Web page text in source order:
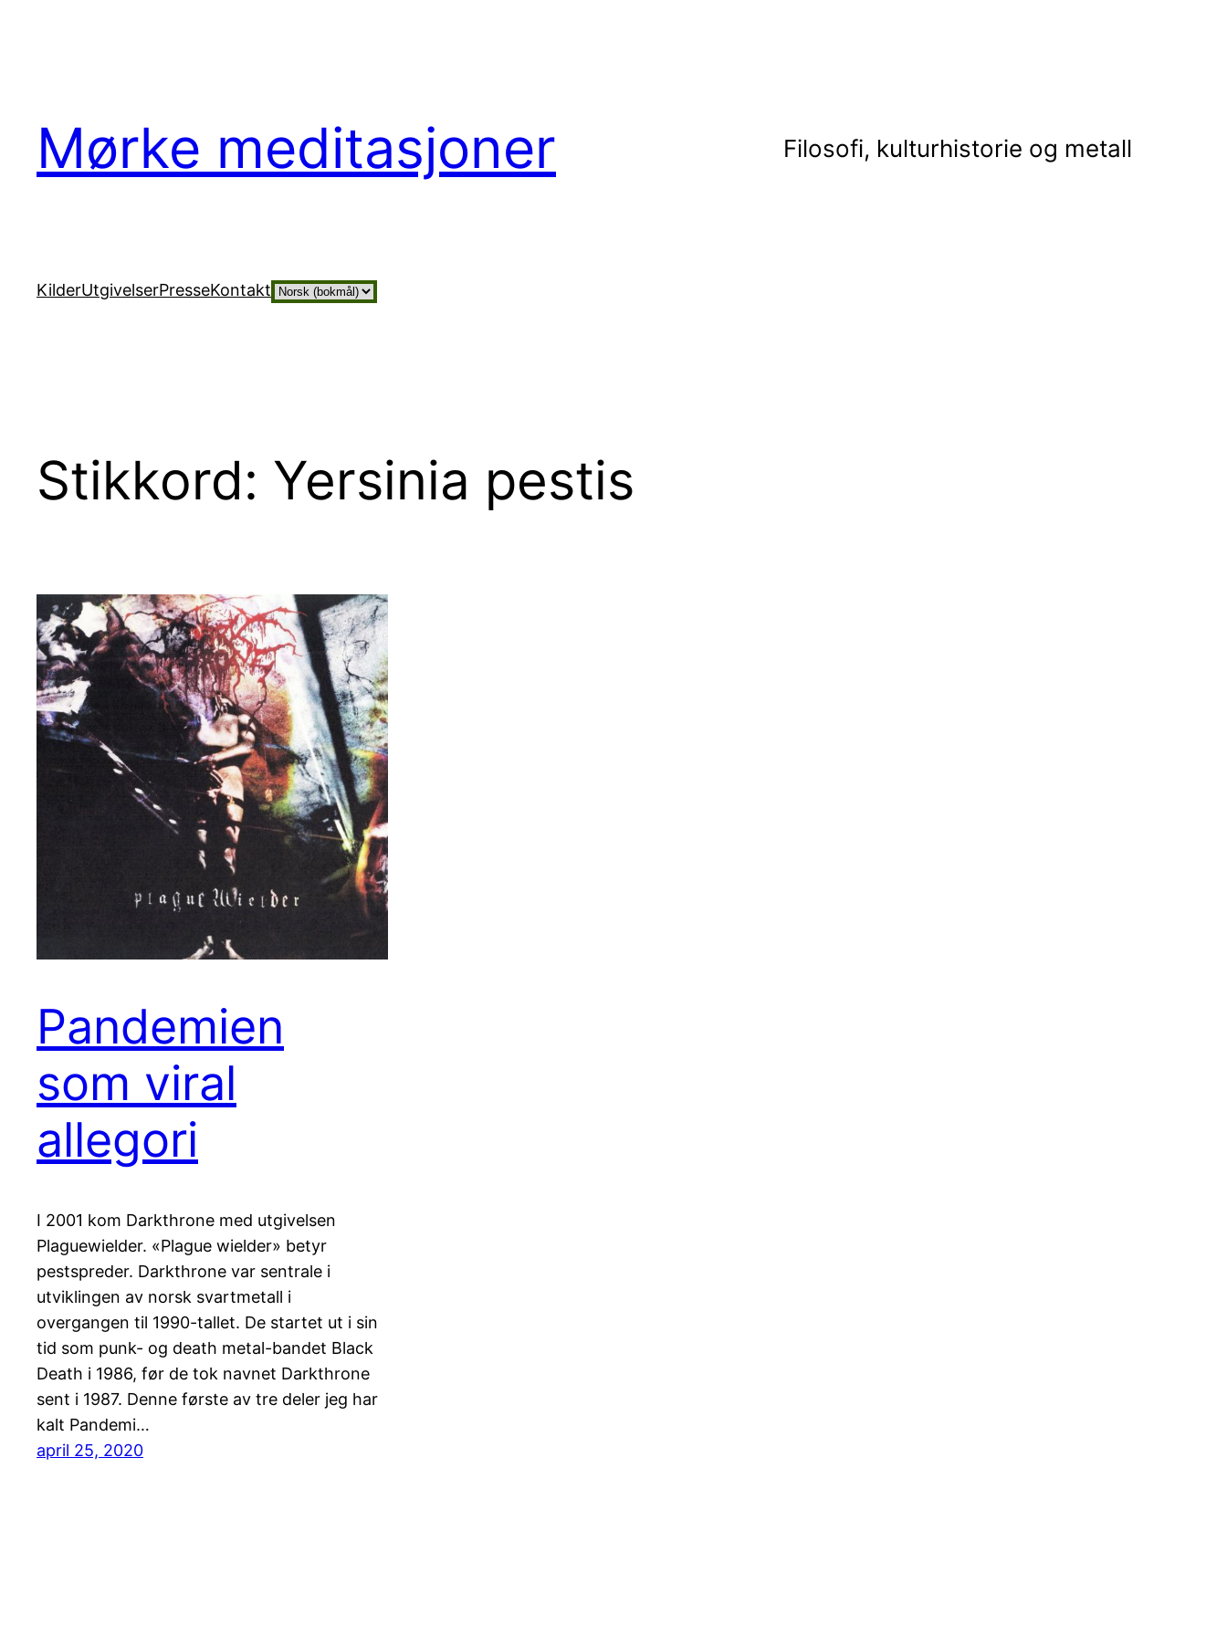
Mørke meditasjoner Filosofi, kulturhistorie og metall
KilderUtgivelserPresseKontakt Velg
Stikkord: Yersinia pestis
Pandemien
som viral
allegori
I 2001 kom Darkthrone med utgivelsen
Plaguewielder. «Plague wielder» betyr
pestspreder. Darkthrone var sentrale i
utviklingen av norsk svartmetall i
overgangen til 1990-tallet. De startet ut i sin
tid som punk- og death metal-bandet Black
Death i 1986, før de tok navnet Darkthrone
sent i 1987. Denne første av tre deler jeg har
kalt Pandemi…
april 25, 2020